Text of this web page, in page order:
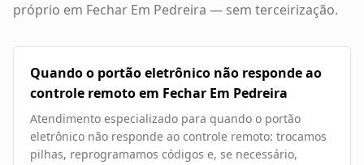
próprio em Fechar Em Pedreira — sem terceirização.
Quando o portão eletrônico não responde ao
controle remoto em Fechar Em Pedreira
Atendimento especializado para quando o portão
eletrônico não responde ao controle remoto: trocamos
pilhas, reprogramamos códigos e, se necessário,